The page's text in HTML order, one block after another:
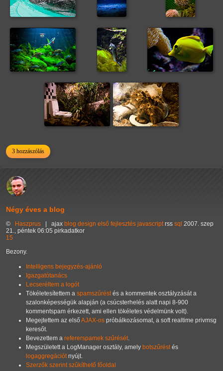
3 hozzászólás
Négy éves a blog
© Haszprus | ajax blog design első fejlesztés javascript rss sql 2007. szep
21., péntek 06:05 pirkadatkor
15
Bezony.
Intelligens bejegyzés-ajánló
Igazgatótanács
Lecseréltem a logót
Tökéletesítettem a spamszűrést és a kommentek osztályzását a
szalonképességük alapján (a csúcsterhelés alatt napi 8-900
kommentspam érkezett, ami ellen tökéletes védelmünk volt).
Megejtettem az első AJAX-os próbálkozásomat, a soft realtime privmsg
keresőt.
Bevezettem a refererspamek szűrését
Megszületett a LogManager osztály, amely botszűrést és
logaggregációt nyújt.
Szerzők szerint szűkíthető főoldal